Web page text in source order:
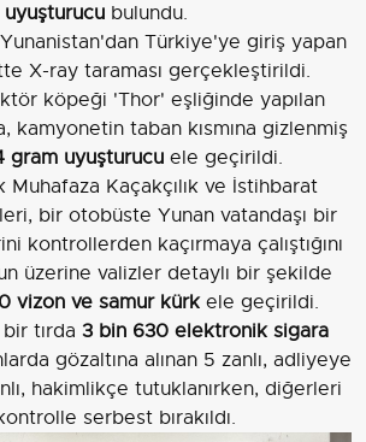
uyuşturucu bulundu.
Türkiye'ye giriş yapan
X-ray taraması gerçekleştirildi.
köpeği 'Thor' eşliğinde yapılan
kamyonetin taban kısmına gizlenmiş
gram uyuşturucuele geçirildi.
Muhafaza Kaçakçılık ve İstihbarat
bir otobüste Yunan vatandaşı bir
kontrollerden kaçırmaya çalıştığını
üzerine valizler detaylı bir şekilde
vizon ve samur kürkele geçirildi.
tırda 3 bin 630 elektronik sigara
gözaltına alınan 5 zanlı, adliyeye
hakimlikçe tutuklanırken, diğerleri
serbest bırakıldı.